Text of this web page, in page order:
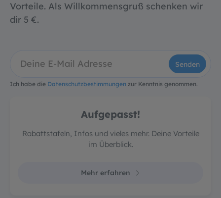
Vorteile. Als Willkommensgruß schenken wir
dir 5 €.
Senden
Ich habe die Datenschutzbestimmungen zur Kenntnis genommen.
Aufgepasst!
Rabattstafeln, Infos und vieles mehr. Deine Vorteile
im Überblick.
Mehr erfahren